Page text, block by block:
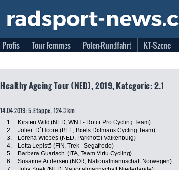
Profis Tour Femmes Polen-Rundfahrt KT-Szene
Healthy Ageing Tour (NED), 2019, Kategorie: 2.1
14.04.2019: 5. Etappe , 124.3 km
1. Kirsten Wild (NED, WNT - Rotor Pro Cycling Team)
2.
Jolien D`Hoore (BEL, Boels Dolmans Cycling Team)
3.
Lorena Wiebes (NED, Parkhotel Valkenburg)
4.
Lotta Lepistö (FIN, Trek - Segafredo)
5.
Barbara Guarischi (ITA, Team Virtu Cycling)
6.
Susanne Andersen (NOR, Nationalmannschaft Norwegen)